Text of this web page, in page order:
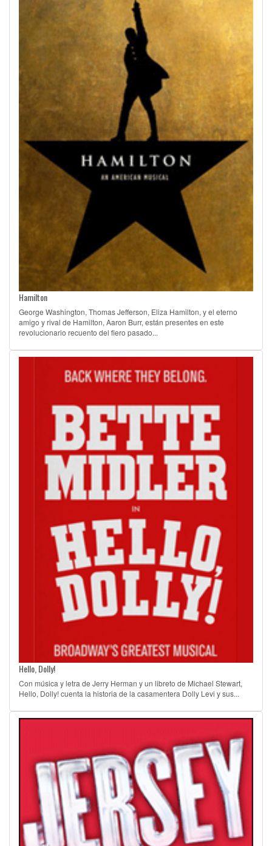
Hamilton
George Washington, Thomas Jefferson, Eliza Hamilton, y el eterno
amigo y rival de Hamilton, Aaron Burr, están presentes en este
revolucionario recuento del fiero pasado...
Hello, Dolly!
Con música y letra de Jerry Herman y un libreto de Michael Stewart,
Hello, Dolly! cuenta la historia de la casamentera Dolly Levi y sus...